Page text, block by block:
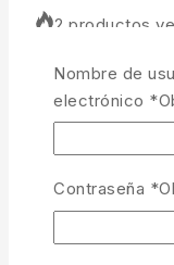
2 productos
su carrito
Cuerpo de
de grafito.
1 disponibles
Nombre de
electrónico *
Contraseña *